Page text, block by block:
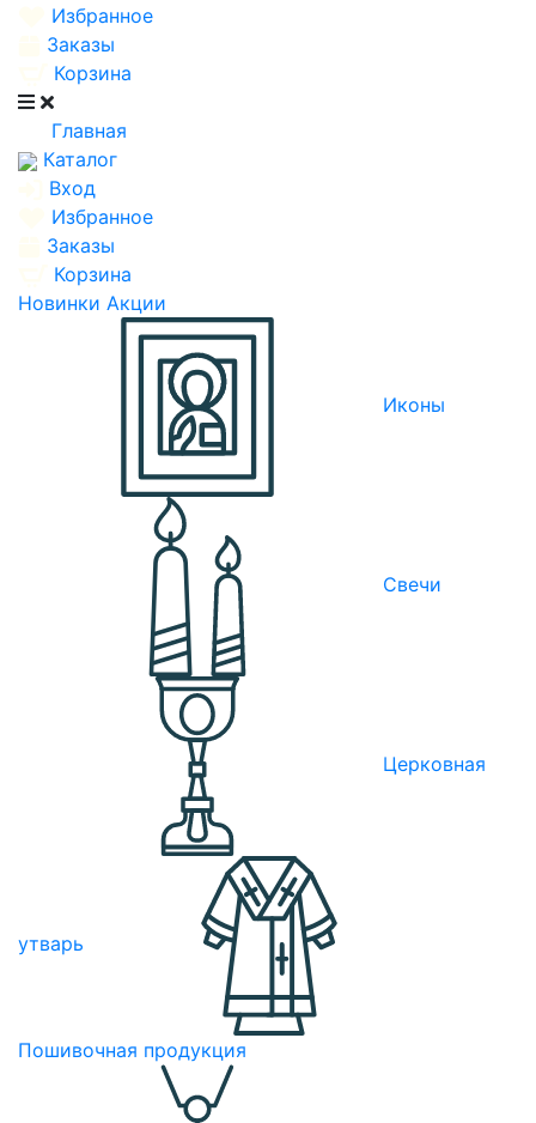
Избранное
Заказы
Корзина
Главная
Каталог
Вход
Избранное
Заказы
Корзина
Новинки Акции
Иконы
Свечи
Церковная
утварь
Пошивочная продукция